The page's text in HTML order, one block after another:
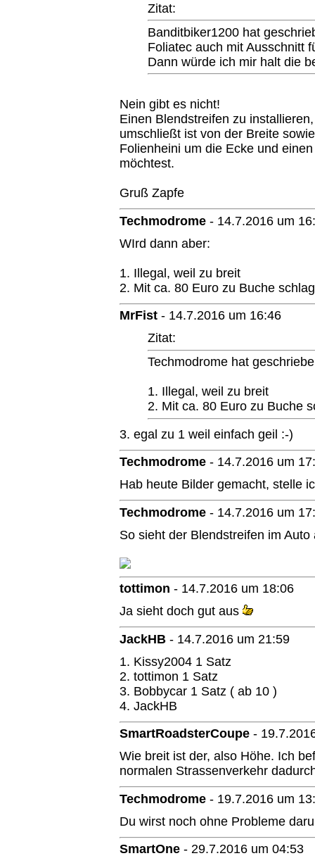
Zitat:
Banditbiker1200 hat
Foliatec auch mit Ausschnitt
Dann würde ich mir halt die
Nein gibt es nicht!
Einen Blendstreifen zu
umschließt ist von der Breite
Folienheini um die Ecke und
möchtest.
Gruß Zapfe
Techmodrome - 14.7.2016 um
WIrd dann aber:
1. Illegal, weil zu breit
2. Mit ca. 80 Euro zu Buche
MrFist - 14.7.2016 um 16:46
Zitat:
Techmodrome hat
1. Illegal, weil zu breit
2. Mit ca. 80 Euro zu Buche
3. egal zu 1 weil einfach geil :-)
Techmodrome - 14.7.2016 um
Hab heute Bilder gemacht, stelle
Techmodrome - 14.7.2016 um
So sieht der Blendstreifen im Auto
tottimon - 14.7.2016 um 18:06
Ja sieht doch gut aus
JackHB - 14.7.2016 um 21:59
1. Kissy2004 1 Satz
2. tottimon 1 Satz
3. Bobbycar 1 Satz ( ab 10 )
4. JackHB
SmartRoadsterCoupe -
Wie breit ist der, also Höhe. Ich
normalen Strassenverkehr
Techmodrome - 19.7.2016 um
Du wirst noch ohne Probleme
SmartOne - 29.7.2016 um 04:53